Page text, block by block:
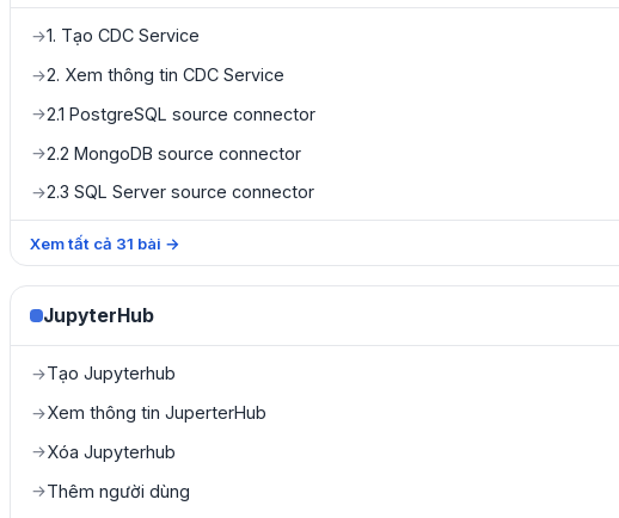
→1. Tạo CDC Service
→2. Xem thông tin CDC Service
→2.1 PostgreSQL source connector
→2.2 MongoDB source connector
→2.3 SQL Server source connector
Xem tất cả 31 bài →
JupyterHub
→Tạo Jupyterhub
→Xem thông tin JuperterHub
→Xóa Jupyterhub
→Thêm người dùng